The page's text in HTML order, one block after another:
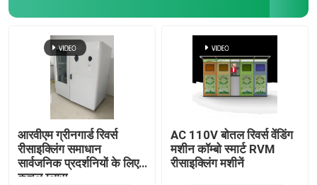
आरवीएम ग्रीनगार्ड रिवर्स
रीसाइक्लिंग समाधान
सार्वजनिक प्रदर्शनियों के लिए
कुचल ग्लास
AC 110V बोतल रिवर्स वेंडिंग
मशीन कॉम्बो स्मार्ट RVM
रीसाइक्लिंग मशीनें